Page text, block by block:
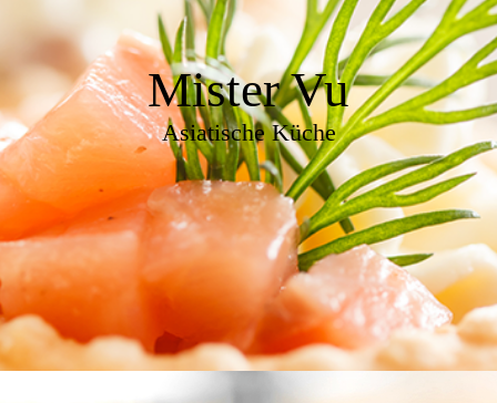
Mister Vu
Asiatische Küche